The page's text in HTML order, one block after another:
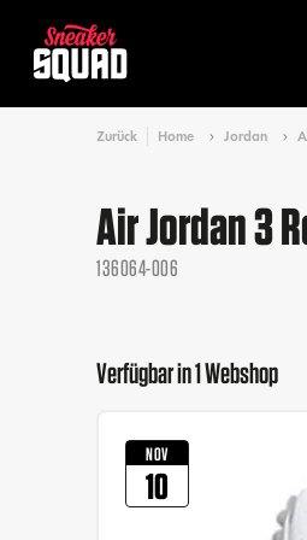
Zurück Home Jordan
Air Jordan 3
136064-006
Verfügbar in 1 Webshop
NOV
10